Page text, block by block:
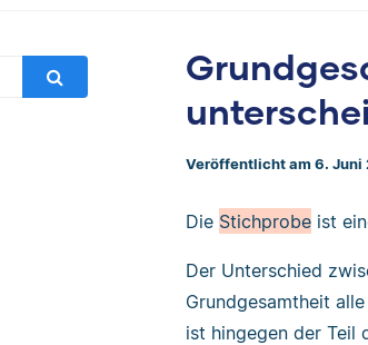
Veröffentlicht am 6. Juni
Die Stichprobe ist
Der Unterschied
Grundgesamtheit
ist hingegen der Teil